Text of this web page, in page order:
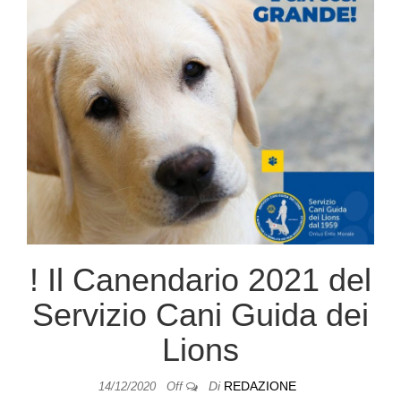
! Il Canendario 2021 del
Servizio Cani Guida dei
Lions
14/12/2020 Off Di REDAZIONE